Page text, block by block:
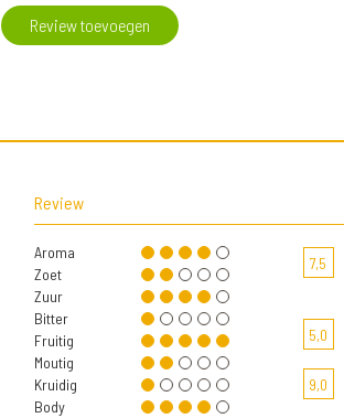
Review toevoegen
Review
Aroma
Zoet
Zuur
Bitter
Fruitig
Moutig
Kruidig
Body
7,5
5,0
9,0